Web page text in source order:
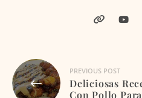
Navegación
de
PREVIOUS POST
Deliciosas
Con Pollo